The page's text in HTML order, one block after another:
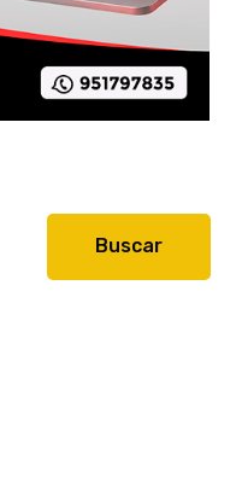
Buscar